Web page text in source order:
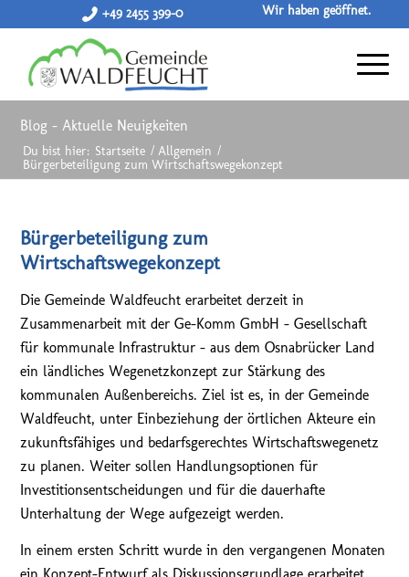
+49 2455 399-0 Wir haben geöffnet.
Blog - Aktuelle Neuigkeiten
Du bist hier: Startseite / Allgemein /
Bürgerbeteiligung zum Wirtschaftswegekonzept
Bürgerbeteiligung zum
Wirtschaftswegekonzept
Die Gemeinde Waldfeucht erarbeitet derzeit in
Zusammenarbeit mit der Ge-Komm GmbH – Gesellschaft
für kommunale Infrastruktur – aus dem Osnabrücker Land
ein ländliches Wegenetzkonzept zur Stärkung des
kommunalen Außenbereichs. Ziel ist es, in der Gemeinde
Waldfeucht, unter Einbeziehung der örtlichen Akteure ein
zukunftsfähiges und bedarfsgerechtes Wirtschaftswegenetz
zu planen. Weiter sollen Handlungsoptionen für
Investitionsentscheidungen und für die dauerhafte
Unterhaltung der Wege aufgezeigt werden.
In einem ersten Schritt wurde in den vergangenen Monaten
ein Konzept-Entwurf als Diskussionsgrundlage erarbeitet.